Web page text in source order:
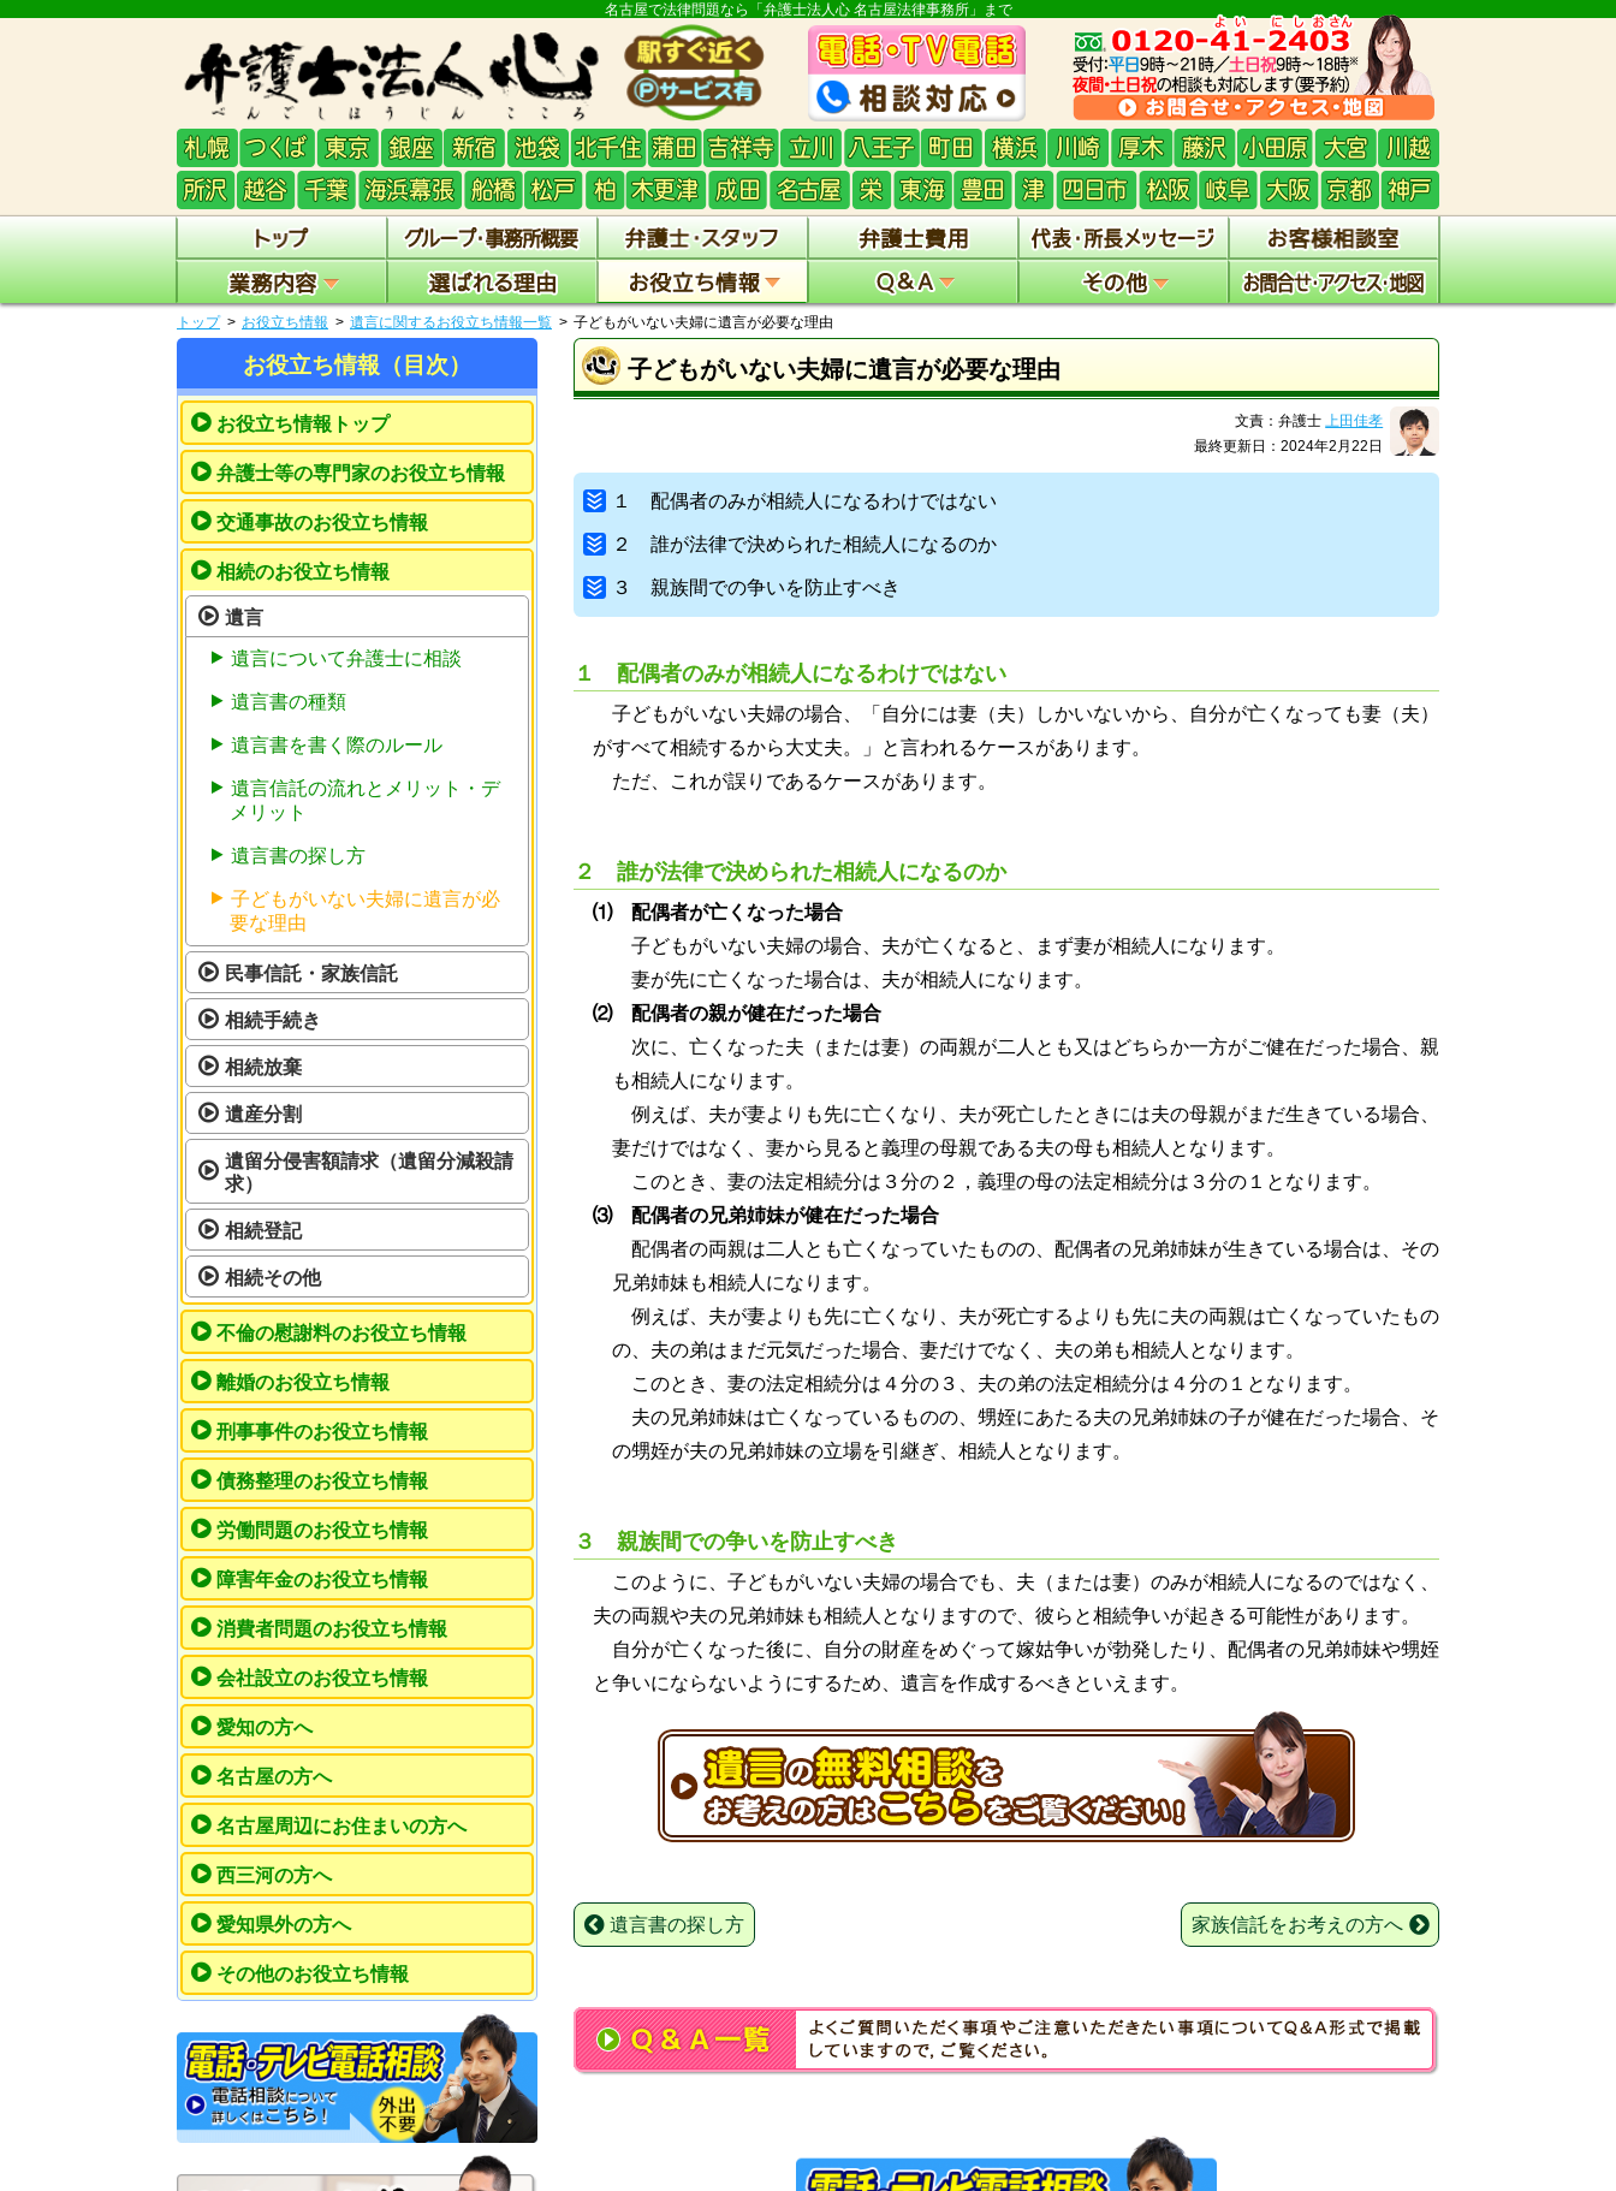
名古屋で法律問題なら「弁護士法人心 名古屋法律事務所」まで
トップ お役立ち情報 遺言に関するお役立ち情報一覧 子どもがいない夫婦に遺言が必要な理由
子どもがいない夫婦に遺言が必要な理由
文責：弁護士上田佳孝
最終更新日：2024年2月22日
１ 配偶者のみが相続人になるわけではない
２ 誰が法律で決められた相続人になるのか
３ 親族間での争いを防止すべき
１ 配偶者のみが相続人になるわけではない
子どもがいない夫婦の場合、「自分には妻（夫）しかいないから、自分が亡くなっても妻（夫）
がすべて相続するから大丈夫。」と言われるケースがあります。
ただ、これが誤りであるケースがあります。
２ 誰が法律で決められた相続人になるのか
⑴ 配偶者が亡くなった場合
子どもがいない夫婦の場合、夫が亡くなると、まず妻が相続人になります。
妻が先に亡くなった場合は、夫が相続人になります。
⑵ 配偶者の親が健在だった場合
次に、亡くなった夫（または妻）の両親が二人とも又はどちらか一方がご健在だった場合、親
も相続人になります。
例えば、夫が妻よりも先に亡くなり、夫が死亡したときには夫の母親がまだ生きている場合、
妻だけではなく、妻から見ると義理の母親である夫の母も相続人となります。
このとき、妻の法定相続分は３分の２，義理の母の法定相続分は３分の１となります。
⑶ 配偶者の兄弟姉妹が健在だった場合
配偶者の両親は二人とも亡くなっていたものの、配偶者の兄弟姉妹が生きている場合は、その
兄弟姉妹も相続人になります。
例えば、夫が妻よりも先に亡くなり、夫が死亡するよりも先に夫の両親は亡くなっていたもの
の、夫の弟はまだ元気だった場合、妻だけでなく、夫の弟も相続人となります。
このとき、妻の法定相続分は４分の３、夫の弟の法定相続分は４分の１となります。
夫の兄弟姉妹は亡くなっているものの、甥姪にあたる夫の兄弟姉妹の子が健在だった場合、そ
の甥姪が夫の兄弟姉妹の立場を引継ぎ、相続人となります。
３ 親族間での争いを防止すべき
このように、子どもがいない夫婦の場合でも、夫（または妻）のみが相続人になるのではなく、
夫の両親や夫の兄弟姉妹も相続人となりますので、彼らと相続争いが起きる可能性があります。
自分が亡くなった後に、自分の財産をめぐって嫁姑争いが勃発したり、配偶者の兄弟姉妹や甥姪
と争いにならないようにするため、遺言を作成するべきといえます。
遺言書の探し方 家族信託をお考えの方へ
お役立ち情報（目次）
お役立ち情報トップ
弁護士等の専門家のお役立ち情報
交通事故のお役立ち情報
相続のお役立ち情報
遺言
遺言について弁護士に相談
遺言書の種類
遺言書を書く際のルール
遺言信託の流れとメリット・デ
メリット
遺言書の探し方
子どもがいない夫婦に遺言が必
要な理由
民事信託・家族信託
相続手続き
相続放棄
遺産分割
遺留分侵害額請求（遺留分減殺請
求）
相続登記
相続その他
不倫の慰謝料のお役立ち情報
離婚のお役立ち情報
刑事事件のお役立ち情報
債務整理のお役立ち情報
労働問題のお役立ち情報
障害年金のお役立ち情報
消費者問題のお役立ち情報
会社設立のお役立ち情報
愛知の方へ
名古屋の方へ
名古屋周辺にお住まいの方へ
西三河の方へ
愛知県外の方へ
その他のお役立ち情報